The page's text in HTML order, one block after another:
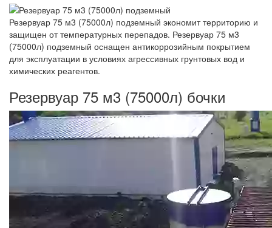
Резервуар 75 м3 (75000л) подземный экономит территорию и
защищен от температурных перепадов. Резервуар 75 м3
(75000л) подземный оснащен антикоррозийным покрытием
для эксплуатации в условиях агрессивных грунтовых вод и
химических реагентов.
Резервуар 75 м3 (75000л) бочки